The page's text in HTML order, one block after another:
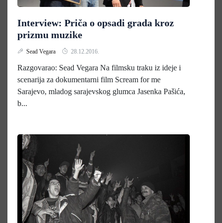
Interview: Priča o opsadi grada kroz
prizmu muzike
Sead Vegara 28.12.2016.
Razgovarao: Sead Vegara Na filmsku traku iz ideje i
scenarija za dokumentarni film Scream for me
Sarajevo, mladog sarajevskog glumca Jasenka Pašića,
b...